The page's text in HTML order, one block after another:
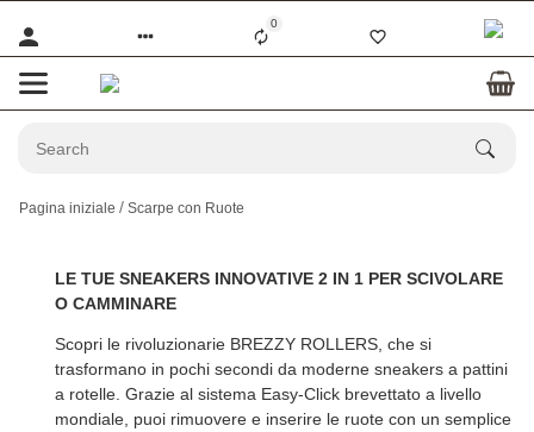
0
Pagina iniziale Scarpe con Ruote
LE TUE SNEAKERS INNOVATIVE 2 IN 1 PER SCIVOLARE
O CAMMINARE
Scopri le rivoluzionarie BREZZY ROLLERS , che si
trasformano in pochi secondi da moderne sneakers a pattini
a rotelle. Grazie al sistema Easy-Click brevettato a livello
mondiale, puoi rimuovere e inserire le ruote con un semplice